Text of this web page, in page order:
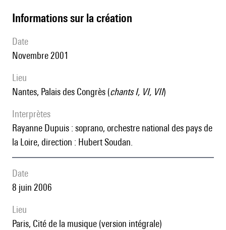
informations sur la création
date
Novembre 2001
lieu
Nantes, Palais des Congrès (chants I, VI, VII)
interprètes
Rayanne Dupuis : soprano, orchestre national des pays de
la Loire, direction : Hubert Soudan.
date
8 juin 2006
lieu
Paris, Cité de la musique (version intégrale)